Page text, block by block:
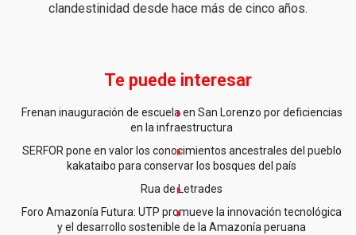
clandestinidad desde hace más de cinco años.
Te puede interesar
Frenan inauguración de escuela en San Lorenzo por deficiencias
en la infraestructura
SERFOR pone en valor los conocimientos ancestrales del pueblo
kakataibo para conservar los bosques del país
Rua de Letrades
Foro Amazonía Futura: UTP promueve la innovación tecnológica
y el desarrollo sostenible de la Amazonía peruana